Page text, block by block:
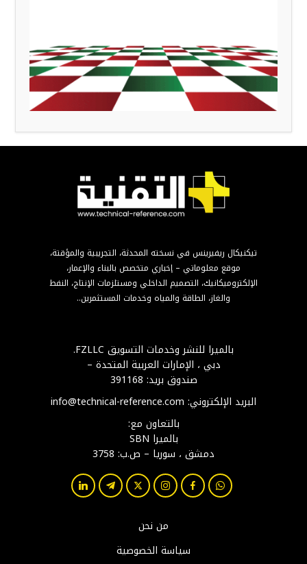
تيكنيكال ريفيرينس في نسخته المحدثة، التجريبية والمؤقتة،
موقع معلوماتي – إخباري متخصص بالبناء والإعمار،
الإلكتروميكانيك، التصميم الداخلي ومستلزمات الإنتاج، النفط
والغاز، الطاقة والمياه وخدمات المستثمرين..
بالميرا للنشر وخدمات التسويق FZLLC.
دبي ، الإمارات العربية المتحدة –
صندوق بريد: 391168
البريد الإلكتروني: info@technical-reference.com
بالتعاون مع:
بالميرا SBN
دمشق ، سوريا – ص.ب: 3758
من نحن
سياسة الخصوصية